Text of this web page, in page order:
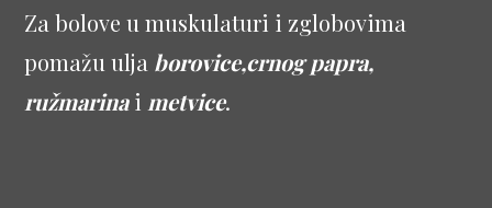
Za bolove u muskulaturi i zglobovima
pomažu ulja borovice,crnog papra,
ružmarinai metvice.